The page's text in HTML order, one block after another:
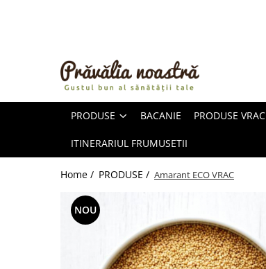
ULEIURI ȘI UNTURI
FRUCTE DESHIDRATATE
FRUCTE LA CONSERVĂ
OȚETURI ȘI SOSURI
FĂINĂ FĂRĂ GLUTEN
PRODUSE BACANIE PRODUSE VRAC
ITINERARIUL FRUMUSETII
Home / PRODUSE / Amarant ECO VRAC
NOU